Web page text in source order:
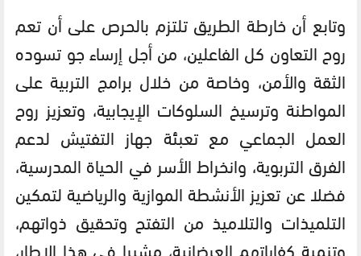
وتابع أن خارطة الطريق تلتزم بالحرص على أن تعم
روح التعاون كل الفاعلين، من أجل إرساء جو تسوده
الثقة والأمن، وخاصة من خلال برامج التربية على
المواطنة وترسيخ السلوكات الإيجابية، وتعزيز روح
العمل الجماعي مع تعبئة جهاز التفتيش لدعم
الفرق التربوية، وانخراط الأسر في الحياة المدرسية،
فضلا عن تعزيز الأنشطة الموازية والرياضية لتمكين
التلميذات والتلاميذ من التفتح وتحقيق ذواتهم،
وتنمية كفاياتهم العرضانية، مشيرا في هذا الإطار،